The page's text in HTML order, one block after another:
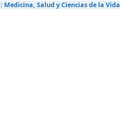
Medicina, Salud y Ciencias de la Vida